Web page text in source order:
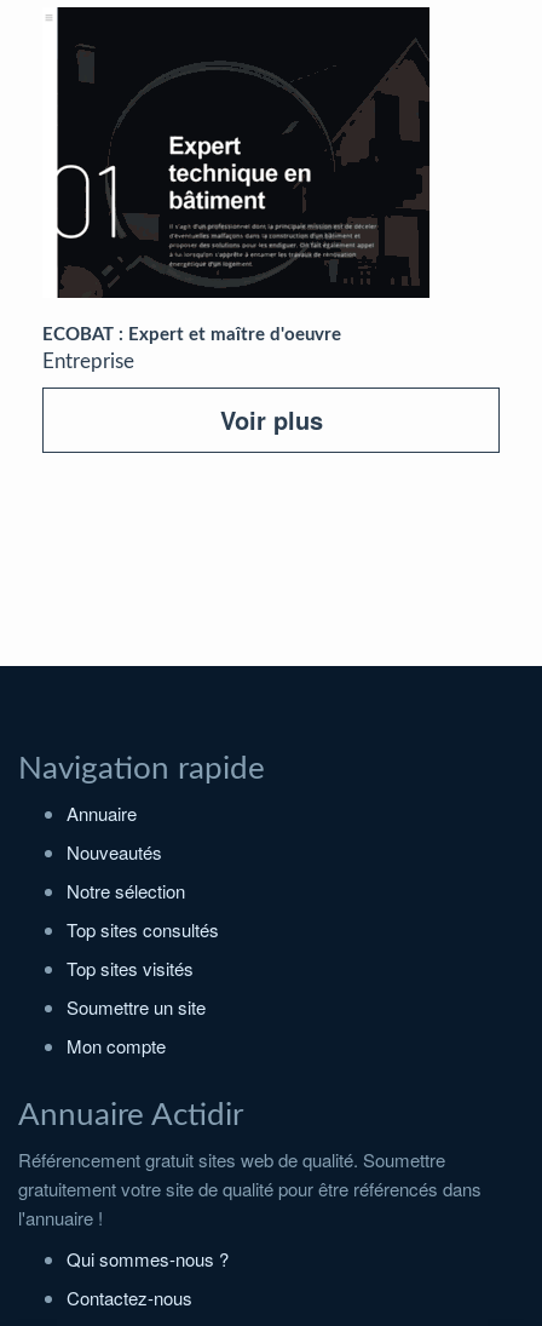
ECOBAT : Expert et maître d'oeuvre
Entreprise
Voir plus
Navigation rapide
Annuaire
Nouveautés
Notre sélection
Top sites consultés
Top sites visités
Soumettre un site
Mon compte
Annuaire Actidir
Référencement gratuit sites web de qualité. Soumettre
gratuitement votre site de qualité pour être référencés dans
l'annuaire !
Qui sommes-nous ?
Contactez-nous